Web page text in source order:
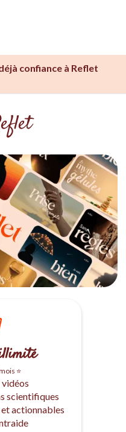
confiance à Reflet
⭐
vidéos
scientifiques
actionnables